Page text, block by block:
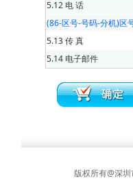
5.12 电 话
(86-区号-号码-分机)区
5.13 传 真
5.14 电子邮件
版权所有@深